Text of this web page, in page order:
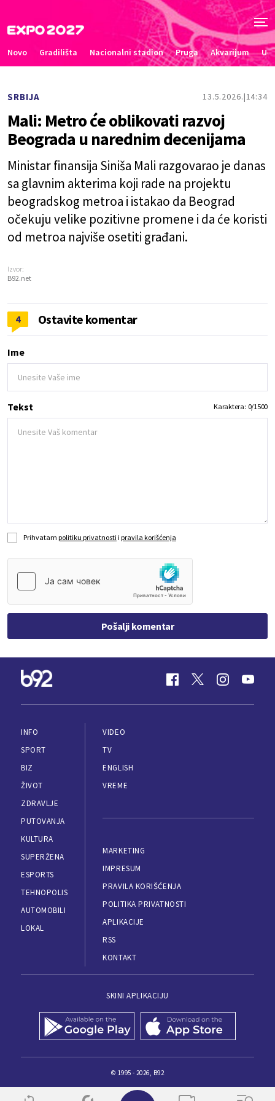
Novo Gradilišta Nacionalni stadion Pruga Akvarijum
SRBIJA 13.5.2026. 14:34
Mali: Metro će oblikovati razvoj
Beograda u narednim decenijama
Ministar finansija Siniša Mali razgovarao je danas
sa glavnim akterima koji rade na projektu
beogradskog metroa i istakao da Beograd
očekuju velike pozitivne promene i da će koristi
od metroa najviše osetiti građani.
Izvor:
B92.net
4 Ostavite komentar
Ime
Tekst Karaktera: 0/1500
Prihvatam politiku privatnosti i pravila korišćenja
Pošalji komentar
INFO
SPORT
BIZ
ŽIVOT
ZDRAVLJE
PUTOVANJA
KULTURA
SUPERŽENA
ESPORTS
TEHNOPOLIS
AUTOMOBILI
LOKAL
VIDEO
TV
ENGLISH
VREME
MARKETING
IMPRESUM
PRAVILA KORIŠĆENJA
POLITIKA PRIVATNOSTI
APLIKACIJE
RSS
KONTAKT
SKINI APLIKACIJU
© 1995 - 2026, B92